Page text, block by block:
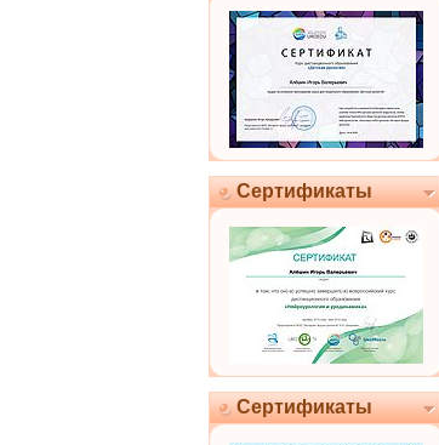
Сертификаты
Сертификаты